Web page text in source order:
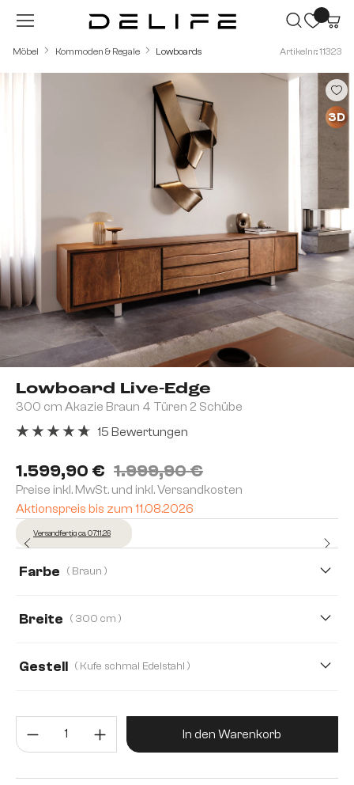
Zum Hauptinhalt springen
Möbel Kommoden & Regale Lowboards Artikelnr.: 11323
Lowboard Live-Edge
300 cm Akazie Braun 4 Türen 2 Schübe
1.599,90 € 1.999,90 €
Preise inkl. MwSt. und inkl. Versandkosten
Aktionspreis bis zum 11.08.2026
15 Bewertungen
Versandfertig ca. 07.11.26
Farbe ( Braun )
Breite ( 300 cm )
Gestell ( Kufe schmal Edelstahl )
Produkt Anzahl: Gib den
In den Warenkorb
Bildergalerie überspringen
3D